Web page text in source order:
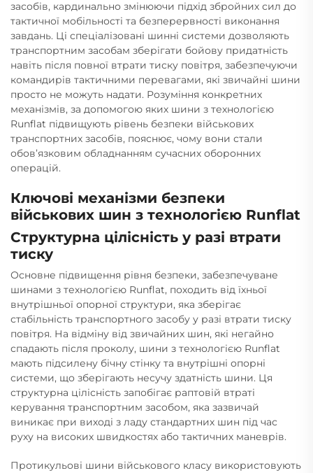
засобів, кардинально змінюючи підхід збройних сил до
тактичної мобільності та безперервності виконання
завдань. Ці спеціалізовані шинні системи дозволяють
транспортним засобам зберігати бойову придатність
навіть після повної втрати тиску повітря, забезпечуючи
командирів тактичними перевагами, які звичайні шини
просто не можуть надати. Розуміння конкретних
механізмів, за допомогою яких шини з технологією
Runflat підвищують рівень безпеки військових
транспортних засобів, пояснює, чому вони стали
обов’язковим обладнанням сучасних оборонних
операцій.
Ключові механізми безпеки
військових шин з технологією Runflat
Структурна цілісність у разі втрати
тиску
Основне підвищення рівня безпеки, забезпечуване
шинами з технологією Runflat, походить від їхньої
внутрішньої опорної структури, яка зберігає
стабільність транспортного засобу у разі втрати тиску
повітря. На відміну від звичайних шин, які негайно
спадають після проколу, шини з технологією Runflat
мають підсилену бічну стінку та внутрішні опорні
системи, що зберігають несучу здатність шини. Ця
структурна цілісність запобігає раптовій втраті
керування транспортним засобом, яка зазвичай
виникає при виході з ладу стандартних шин під час
руху на високих швидкостях або тактичних маневрів.
Протикульові шини військового класу використовують